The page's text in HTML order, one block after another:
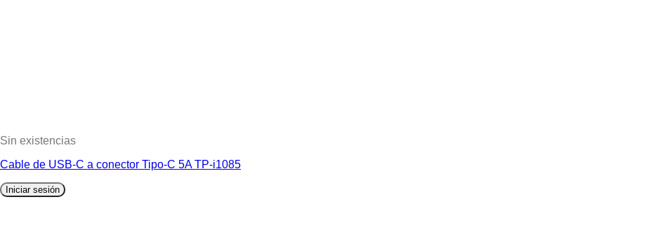
Sin existencias
Cable de USB‑C a conector Tipo-C 5A TP-i1085
Iniciar sesión